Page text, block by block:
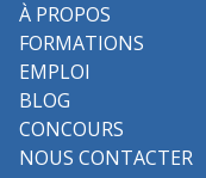
À PROPOS
FORMATIONS
EMPLOI
BLOG
CONCOURS
NOUS CONTACTER